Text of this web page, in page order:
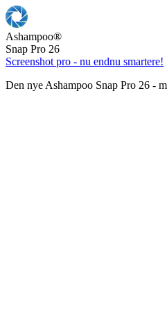
Ashampoo®
Snap Pro 26
Screenshot pro - nu endnu smartere!
Den nye Ashampoo Snap Pro 26 -